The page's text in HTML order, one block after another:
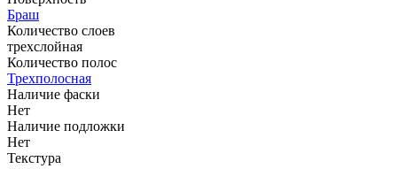
Браш
Количество слоев
трехслойная
Количество полос
Трехполосная
Наличие фаски
Нет
Наличие подложки
Нет
Текстура